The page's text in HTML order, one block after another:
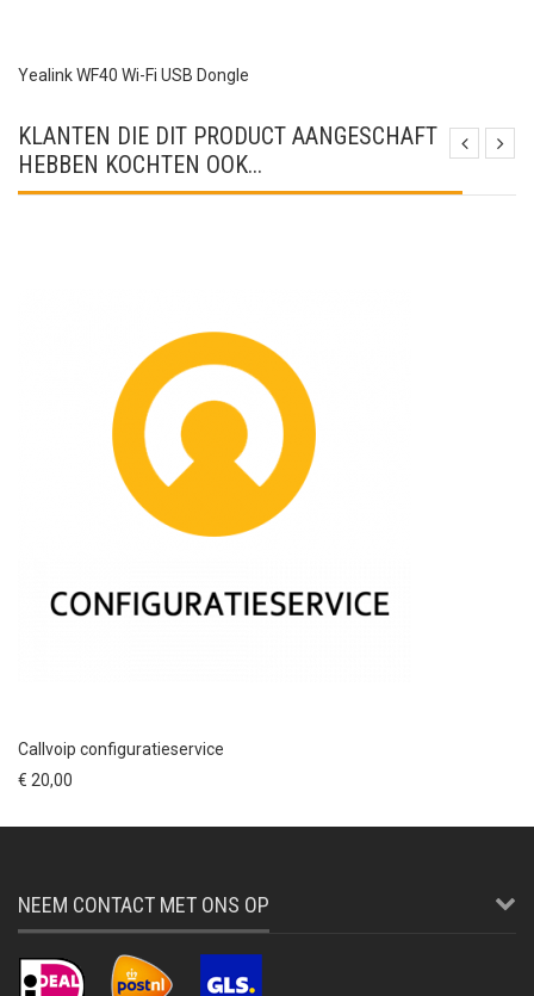
Yealink WF40 Wi-Fi USB Dongle
KLANTEN DIE DIT PRODUCT AANGESCHAFT
HEBBEN KOCHTEN OOK...
Callvoip configuratieservice
€ 20,00
NEEM CONTACT MET ONS OP